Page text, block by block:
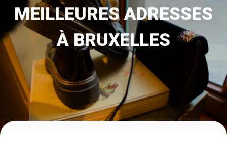
MEILLEURES ADRESSES
À BRUXELLES